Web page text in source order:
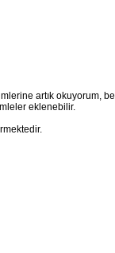
artık okuyorum,
eklenebilir.